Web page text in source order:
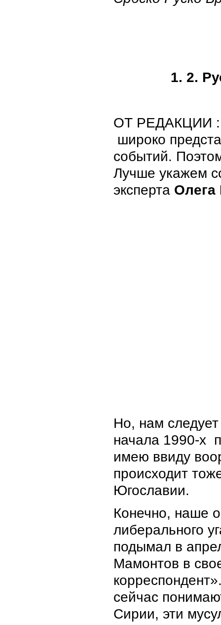
1. 2.
ОТ РЕДАКЦИИ :
широко
событий.
Лучше укажем
эксперта Олега
Но, нам
начала 1990-х
имею ввиду
происходит
Югославии.
Конечно, наше
либерального
подымал в
Мамонтов в
сейчас
Сирии, эти